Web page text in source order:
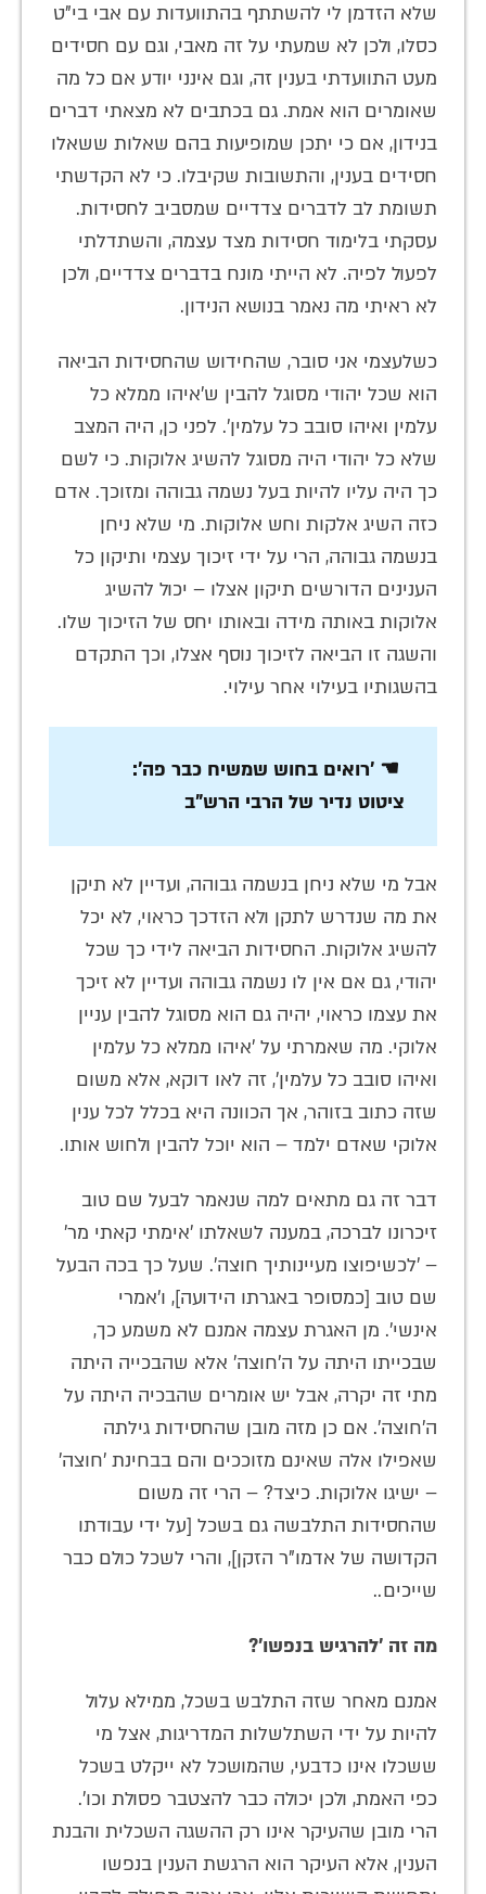
שלא הזדמן לי להשתתף בהתוועדות עם אבי בי"ט
כסלו, ולכן לא שמעתי על זה מאבי, וגם עם חסידים
מעט התוועדתי בענין זה, וגם אינני יודע אם כל מה
שאומרים הוא אמת. גם בכתבים לא מצאתי דברים
בנידון, אם כי יתכן שמופיעות בהם שאלות ששאלו
חסידים בענין, והתשובות שקיבלו. כי לא הקדשתי
תשומת לב לדברים צדדיים שמסביב לחסידות.
עסקתי בלימוד חסידות מצד עצמה, והשתדלתי
לפעול לפיה. לא הייתי מונח בדברים צדדיים, ולכן
לא ראיתי מה נאמר בנושא הנידון.
כשלעצמי אני סובר, שהחידוש שהחסידות הביאה
הוא שכל יהודי מסוגל להבין ש'איהו ממלא כל
עלמין ואיהו סובב כל עלמין'. לפני כן, היה המצב
שלא כל יהודי היה מסוגל להשיג אלוקות. כי לשם
כך היה עליו להיות בעל נשמה גבוהה ומזוכך. אדם
כזה השיג אלקות וחש אלוקות. מי שלא ניחן
בנשמה גבוהה, הרי על ידי זיכוך עצמי ותיקון כל
הענינים הדורשים תיקון אצלו – יכול להשיג
אלוקות באותה מידה ובאותו יחס של הזיכוך שלו.
והשגה זו הביאה לזיכוך נוסף אצלו, וכך התקדם
בהשגותיו בעילוי אחר עילוי.
☚ 'רואים בחוש שמשיח כבר פה':
ציטוט נדיר של הרבי הרש"ב
אבל מי שלא ניחן בנשמה גבוהה, ועדיין לא תיקן
את מה שנדרש לתקן ולא הזדכך כראוי, לא יכל
להשיג אלוקות. החסידות הביאה לידי כך שכל
יהודי, גם אם אין לו נשמה גבוהה ועדיין לא זיכך
את עצמו כראוי, יהיה גם הוא מסוגל להבין עניין
אלוקי. מה שאמרתי על 'איהו ממלא כל עלמין
ואיהו סובב כל עלמין', זה לאו דוקא, אלא משום
שזה כתוב בזוהר, אך הכוונה היא בכלל לכל ענין
אלוקי שאדם ילמד – הוא יוכל להבין ולחוש אותו.
דבר זה גם מתאים למה שנאמר לבעל שם טוב
זיכרונו לברכה, במענה לשאלתו 'אימתי קאתי מר'
– 'לכשיפוצו מעיינותיך חוצה'. שעל כך בכה הבעל
שם טוב [כמסופר באגרתו הידועה], ו'אמרי
אינשי'. מן האגרת עצמה אמנם לא משמע כך,
שבכייתו היתה על ה'חוצה' אלא שהבכייה היתה
מתי זה יקרה, אבל יש אומרים שהבכיה היתה על
ה'חוצה'. אם כן מזה מובן שהחסידות גילתה
שאפילו אלה שאינם מזוככים והם בבחינת 'חוצה'
– ישיגו אלוקות. כיצד? – הרי זה משום
שהחסידות התלבשה גם בשכל [על ידי עבודתו
הקדושה של אדמו"ר הזקן], והרי לשכל כולם כבר
שייכים..
מה זה 'להרגיש בנפשו'?
אמנם מאחר שזה התלבש בשכל, ממילא עלול
להיות על ידי השתלשלות המדריגות, אצל מי
ששכלו אינו כדבעי, שהמושכל לא ייקלט בשכל
כפי האמת, ולכן יכולה כבר להצטבר פסולת וכו'.
הרי מובן שהעיקר אינו רק ההשגה השכלית והבנת
הענין, אלא העיקר הוא הרגשת הענין בנפשו